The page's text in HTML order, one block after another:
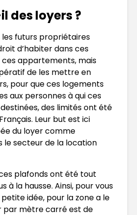
des loyers ?
les futurs propriétaires
d’habiter dans ces
ces appartements, mais
de les mettre en
pour que ces logements
aux personnes à qui ces
des limités ont été
Leur but est ici
du loyer comme
le secteur de la location
plafonds ont été tout
à la hausse. Ainsi, pour vous
idée, pour la zone a le
par mètre carré est de